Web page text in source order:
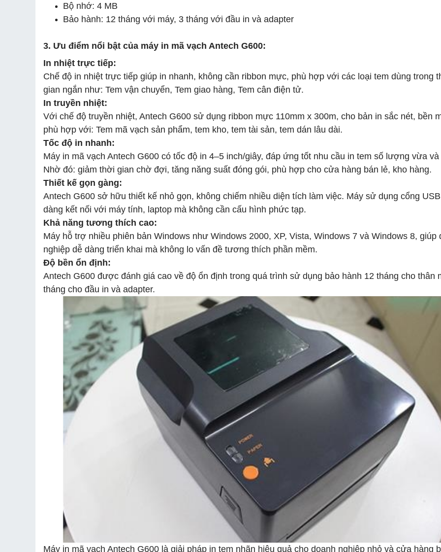
Bộ nhớ: 4 MB
Bảo hành: 12 tháng với máy, 3 tháng với đầu in và adapter
3. Ưu điểm nổi bật của máy in mã vạch Antech G600:
In nhiệt trực tiếp:
Chế độ in nhiệt trực tiếp giúp in nhanh, không cần ribbon mực, phù hợp với các loại tem dùng trong
gian ngắn như: Tem vận chuyển, Tem giao hàng, Tem cân điện tử.
In truyền nhiệt:
Với chế độ truyền nhiệt, Antech G600 sử dụng ribbon mực 110mm x 300m, cho bản in sắc nét, bền
phù hợp với: Tem mã vạch sản phẩm, tem kho, tem tài sản, tem dán lâu dài.
Tốc độ in nhanh:
Máy in mã vạch Antech G600 có tốc độ in 4–5 inch/giây, đáp ứng tốt nhu cầu in tem số lượng vừa và
Nhờ đó: giảm thời gian chờ đợi, tăng năng suất đóng gói, phù hợp cho cửa hàng bán lẻ, kho hàng.
Thiết kế gọn gàng:
Antech G600 sở hữu thiết kế nhỏ gọn, không chiếm nhiều diện tích làm việc. Máy sử dụng cổng
dàng kết nối với máy tính, laptop mà không cần cấu hình phức tạp.
Khả năng tương thích cao:
Máy hỗ trợ nhiều phiên bản Windows như Windows 2000, XP, Vista, Windows 7 và Windows 8, giúp
nghiệp dễ dàng triển khai mà không lo vấn đề tương thích phần mềm.
Độ bền ổn định:
Antech G600 được đánh giá cao về độ ổn định trong quá trình sử dụng bảo hành 12 tháng cho thân
tháng cho đầu in và adapter.
Máy in mã vạch Antech G600 là giải pháp in tem nhãn hiệu quả cho doanh nghiệp nhỏ và cửa hàng